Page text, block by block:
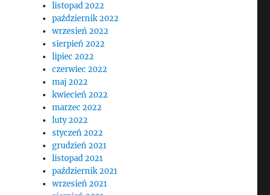
listopad 2022
październik 2022
wrzesień 2022
sierpień 2022
lipiec 2022
czerwiec 2022
maj 2022
kwiecień 2022
marzec 2022
luty 2022
styczeń 2022
grudzień 2021
listopad 2021
październik 2021
wrzesień 2021